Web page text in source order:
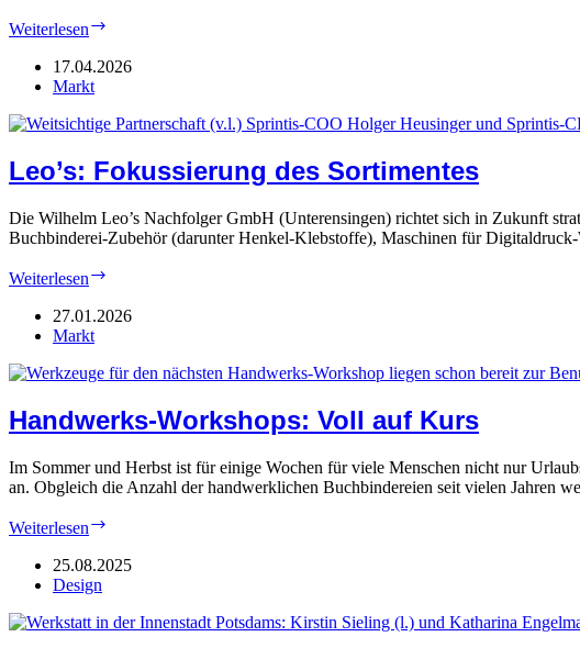
Weiterlesen
Kurssystem
17.04.2026
Markt
Leo’s: Fokussierung des Sortimentes
Die Wilhelm Leo’s Nachfolger GmbH (Unterensingen) richtet sich in Zukunft
Buchbinderei-Zubehör (darunter Henkel-Klebstoffe), Maschinen für
Weiterlesen
des
27.01.2026
Markt
Handwerks-Workshops: Voll auf Kurs
Im Sommer und Herbst ist für einige Wochen für viele Menschen nicht nur
an. Obgleich die Anzahl der handwerklichen Buchbindereien seit vielen Jahren
Weiterlesen
Voll
25.08.2025
Design